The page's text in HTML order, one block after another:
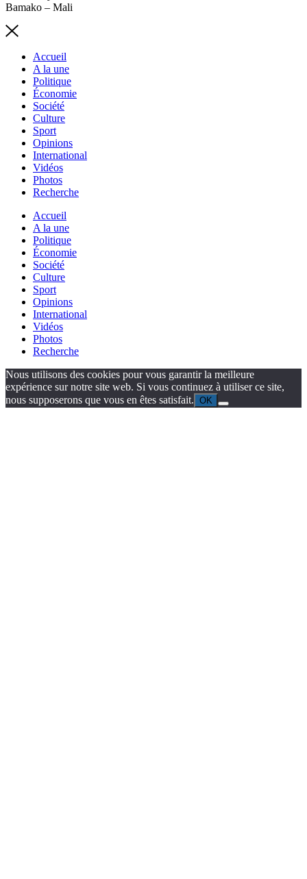
Bamako – Mali
Accueil
A la une
Politique
Économie
Société
Culture
Sport
Opinions
International
Vidéos
Photos
Recherche
Accueil
A la une
Politique
Économie
Société
Culture
Sport
Opinions
International
Vidéos
Photos
Recherche
Nous utilisons des cookies pour vous garantir la meilleure
expérience sur notre site web. Si vous continuez à utiliser ce site,
nous supposerons que vous en êtes satisfait. OK